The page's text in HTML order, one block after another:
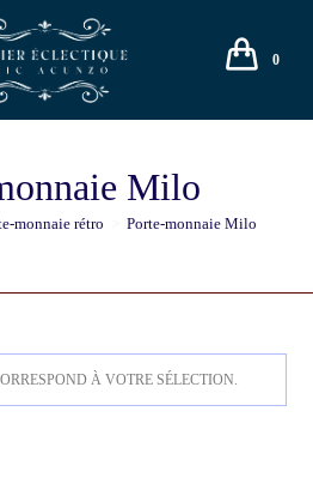
0
Milo
monnaie rétro Porte-monnaie Milo
À VOTRE SÉLECTION.